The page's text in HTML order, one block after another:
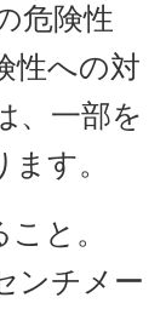
危険性
性への対
、一部を
す。
と。
ンチメー